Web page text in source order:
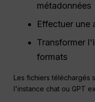
métadonnées
Effectuer une
Transformer
formats
Les fichiers téléchargés
l'instance chat ou GPT